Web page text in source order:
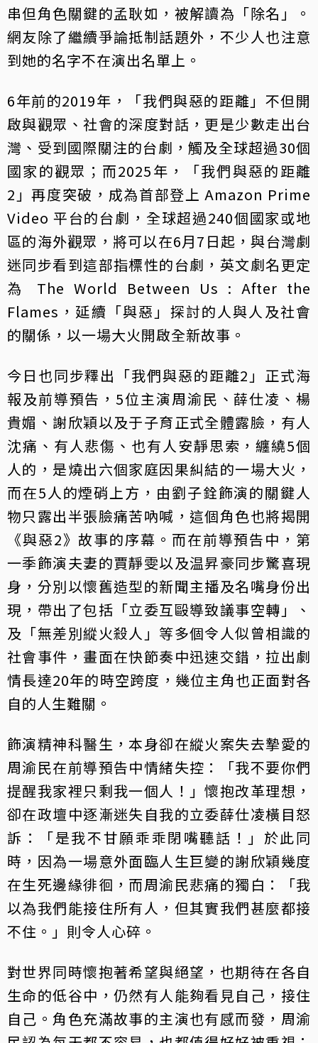
串但角色關鍵的孟耿如，被解讀為「除名」。
網友除了繼續爭論抵制話題外，不少人也注意
到她的名字不在演出名單上。
6年前的2019年，「我們與惡的距離」不但開
啟與觀眾、社會的深度對話，更是少數走出台
灣、受到國際關注的台劇，觸及全球超過30個
國家的觀眾；而2025年，「我們與惡的距離
2」再度突破，成為首部登上 Amazon Prime
Video 平台的台劇，全球超過240個國家或地
區的海外觀眾，將可以在6月7日起，與台灣劇
迷同步看到這部指標性的台劇，英文劇名更定
為 The World Between Us : After the
Flames，延續「與惡」探討的人與人及社會
的關係，以一場大火開啟全新故事。
今日也同步釋出「我們與惡的距離2」正式海
報及前導預告，5位主演周渝民、薛仕凌、楊
貴媚、謝欣穎以及于子育正式全體露臉，有人
沈痛、有人悲傷、也有人安靜思索，纏繞5個
人的，是燒出六個家庭因果糾結的一場大火，
而在5人的煙硝上方，由劉子銓飾演的關鍵人
物只露出半張臉痛苦吶喊，這個角色也將揭開
《與惡2》故事的序幕。而在前導預告中，第
一季飾演夫妻的賈靜雯以及温昇豪同步驚喜現
身，分別以懷舊造型的新聞主播及名嘴身份出
現，帶出了包括「立委互毆導致議事空轉」、
及「無差別縱火殺人」等多個令人似曾相識的
社會事件，畫面在快節奏中迅速交錯，拉出劇
情長達20年的時空跨度，幾位主角也正面對各
自的人生難關。
飾演精神科醫生，本身卻在縱火案失去摯愛的
周渝民在前導預告中情緒失控：「我不要你們
提醒我家裡只剩我一個人！」懷抱改革理想，
卻在政壇中逐漸迷失自我的立委薛仕凌橫目怒
訴：「是我不甘願乖乖閉嘴聽話！」於此同
時，因為一場意外面臨人生巨變的謝欣穎幾度
在生死邊緣徘徊，而周渝民悲痛的獨白：「我
以為我們能接住所有人，但其實我們甚麼都接
不住。」則令人心碎。
對世界同時懷抱著希望與絕望，也期待在各自
生命的低谷中，仍然有人能夠看見自己，接住
自己。角色充滿故事的主演也有感而發，周渝